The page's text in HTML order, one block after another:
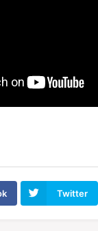
Twitter